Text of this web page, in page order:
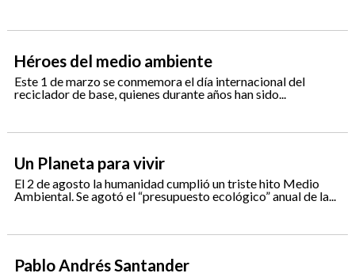
Héroes del medio ambiente
Este 1 de marzo se conmemora el día internacional del
reciclador de base, quienes durante años han sido...
Un Planeta para vivir
El 2 de agosto la humanidad cumplió un triste hito Medio
Ambiental. Se agotó el “presupuesto ecológico” anual de la...
Pablo Andrés Santander